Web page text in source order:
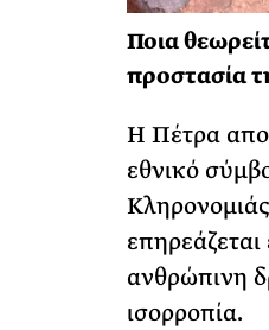
Ποια
προστασία
Η Πέτρα
εθνικό
ανθρώπινη
ισορροπία.